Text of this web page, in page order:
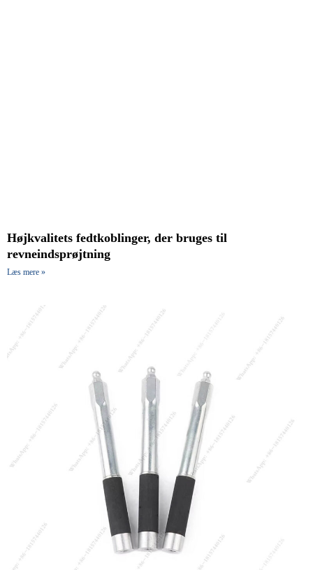
Højkvalitets fedtkoblinger, der bruges til
revneindsprøjtning
Læs mere »